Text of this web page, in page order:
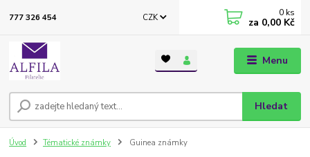
Menu
CZK
Hledat
777 326 454 0 ks
za 0,00 Kč
Úvod Tématické známky Guinea známky